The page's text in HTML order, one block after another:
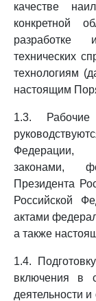
качестве
конкретной
разработке
технических
технологиям
настоящим
1.3.
Федерации,
законами,
Президента
Российской
актами
а также
1.4.
включения в
деятельности